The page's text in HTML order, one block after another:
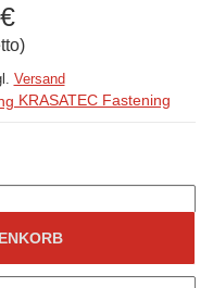
Versand
KRASATEC Fastening